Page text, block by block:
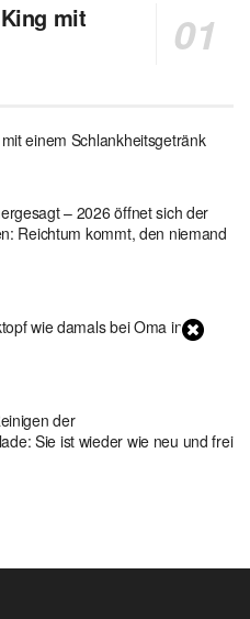
mit
einem Schlankheitsgetränk
– 2026 öffnet sich der
Reichtum kommt, den niemand
wie damals bei Oma in 1
der
Sie ist wieder wie neu und frei